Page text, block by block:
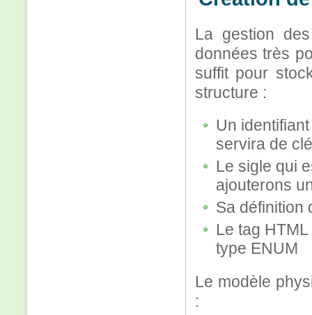
La gestion
données très
suffit pour
structure :
Un
servira de
Le sigle qui
ajouterons
Sa définition
Le tag
type ENUM
Le modèle
: